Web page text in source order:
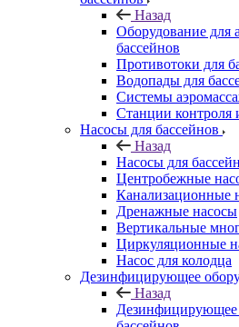
Назад
Оборудование для
бассейнов
Противотоки для
Водопады для
Системы
Станции контроля
Насосы для бассейнов
Назад
Насосы для
Центробежные
Канализационные
Дренажные насосы
Вертикальные
Циркуляционные
Насос для колодца
Дезинфицирующее
Назад
Дезинфицирующее